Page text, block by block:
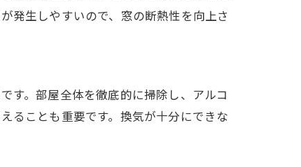
発生しやすいので、窓の断熱性を向上さ
す。部屋全体を徹底的に掃除し、アルコ
ることも重要です。換気が十分にできな